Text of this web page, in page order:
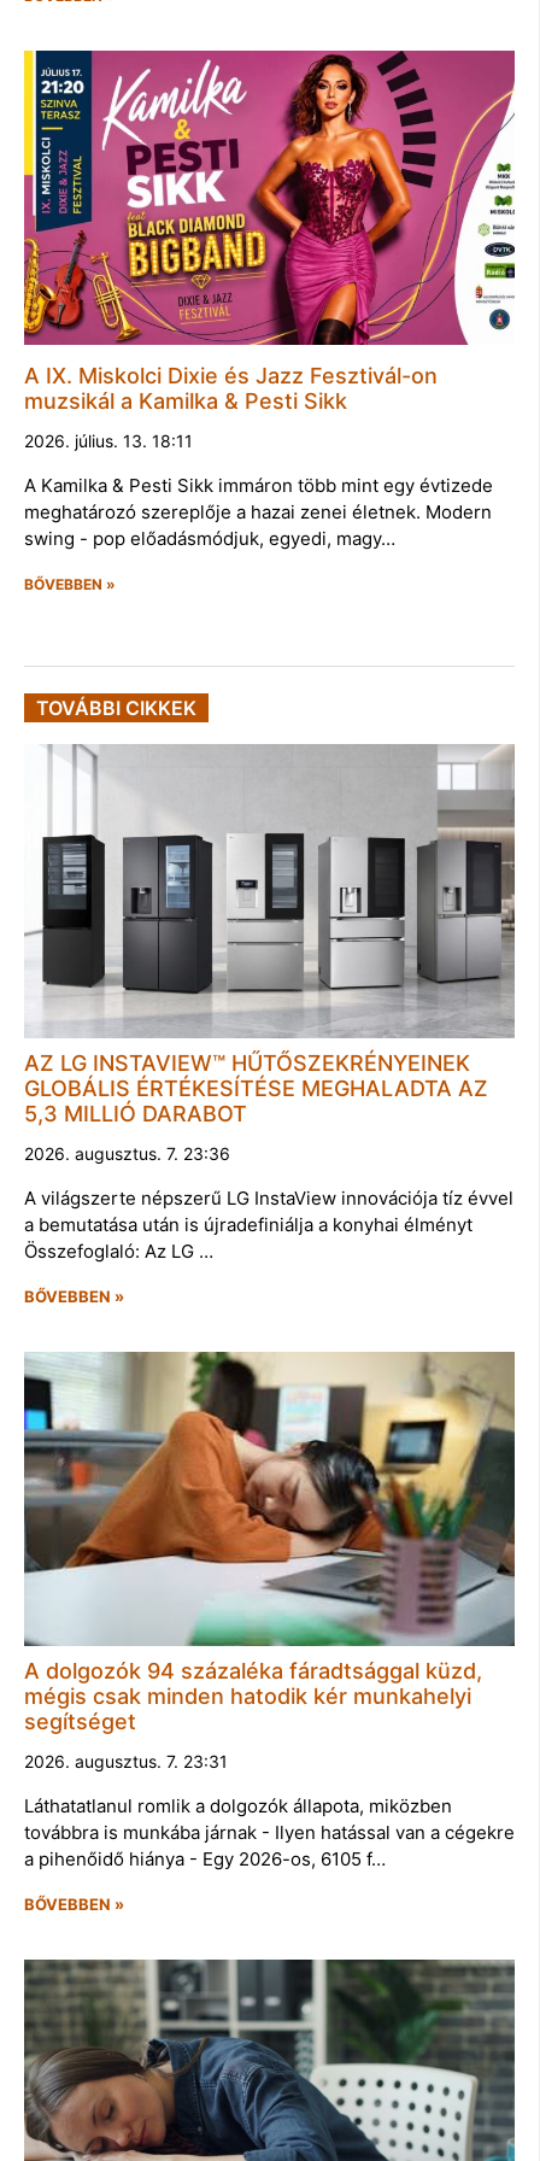
A IX. Miskolci Dixie és Jazz Fesztivál-on
muzsikál a Kamilka & Pesti Sikk
2026. július. 13. 18:11
A Kamilka & Pesti Sikk immáron több mint egy évtizede
meghatározó szereplője a hazai zenei életnek. Modern
swing - pop előadásmódjuk, egyedi, magy…
BŐVEBBEN »
TOVÁBBI CIKKEK
AZ LG INSTAVIEW™ HŰTŐSZEKRÉNYEINEK
GLOBÁLIS ÉRTÉKESÍTÉSE MEGHALADTA AZ
5,3 MILLIÓ DARABOT
2026. augusztus. 7. 23:36
A világszerte népszerű LG InstaView innovációja tíz évvel
a bemutatása után is újradefiniálja a konyhai élményt
Összefoglaló: Az LG …
BŐVEBBEN »
A dolgozók 94 százaléka fáradtsággal küzd,
mégis csak minden hatodik kér munkahelyi
segítséget
2026. augusztus. 7. 23:31
Láthatatlanul romlik a dolgozók állapota, miközben
továbbra is munkába járnak - Ilyen hatással van a cégekre
a pihenőidő hiánya - Egy 2026-os, 6105 f…
BŐVEBBEN »